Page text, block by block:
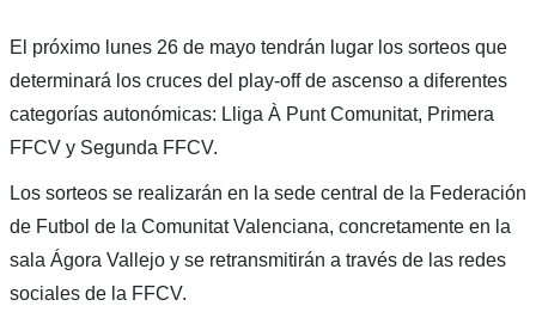
El próximo lunes 26 de mayo tendrán lugar los sorteos que
determinará los cruces del play-off de ascenso a diferentes
categorías autonómicas: Lliga À Punt Comunitat, Primera
FFCV y Segunda FFCV.
Los sorteos se realizarán en la sede central de la Federación
de Futbol de la Comunitat Valenciana, concretamente en la
sala Ágora Vallejo y se retransmitirán a través de las redes
sociales de la FFCV.